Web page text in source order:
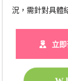
況，需針對具
立